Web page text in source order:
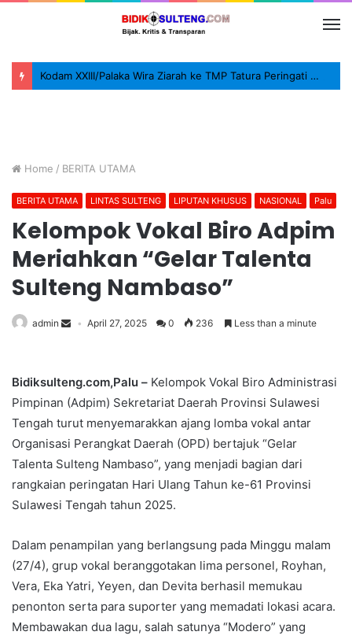
Kodam XXIII/Palaka Wira Ziarah ke TMP Tatura Peringati HUT ke-1
Home / BERITA UTAMA
BERITA UTAMA LINTAS SULTENG LIPUTAN KHUSUS NASIONAL Palu
Kelompok Vokal Biro Adpim
Meriahkan “Gelar Talenta
Sulteng Nambaso”
admin April 27, 2025 0 236 Less than a minute
Bidiksulteng.com,Palu – Kelompok Vokal Biro Administrasi
Pimpinan (Adpim) Sekretariat Daerah Provinsi Sulawesi
Tengah turut menyemarakkan ajang lomba vokal antar
Organisasi Perangkat Daerah (OPD) bertajuk “Gelar
Talenta Sulteng Nambaso”, yang menjadi bagian dari
rangkaian peringatan Hari Ulang Tahun ke-61 Provinsi
Sulawesi Tengah tahun 2025.
Dalam penampilan yang berlangsung pada Minggu malam
(27/4), grup vokal beranggotakan lima personel, Royhan,
Vera, Eka Yatri, Yeyen, dan Devita berhasil memukau
penonton serta para suporter yang memadati lokasi acara.
Membawakan dua lagu, salah satunya “Modero” yang